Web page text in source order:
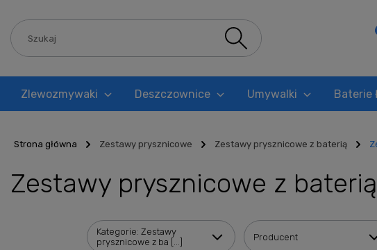
Zlewozmywaki Deszczownice Umywalki Baterie
Strona główna Zestawy prysznicowe Zestawy prysznicowe z baterią
Zestawy prysznicowe z
Kategorie: Zestawy
prysznicowe z ba [...]
Producent